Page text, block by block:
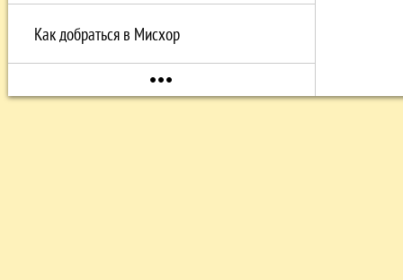
Как добраться в Мисхор
more_horiz